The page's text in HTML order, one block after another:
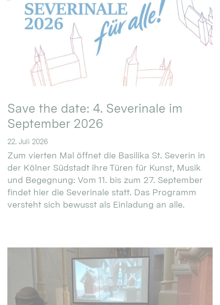
Save the date: 4. Severinale im
September 2026
22. Juli 2026
Zum vierten Mal öffnet die Basilika St. Severin in
der Kölner Südstadt ihre Türen für Kunst, Musik
und Begegnung: Vom 11. bis zum 27. September
findet hier die Severinale statt. Das Programm
versteht sich bewusst als Einladung an alle.